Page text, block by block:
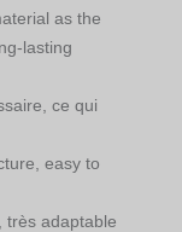
as the
lasting
ce qui
easy to
très adaptable